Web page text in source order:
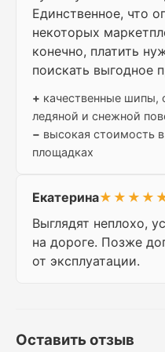
Единственное, что
некоторых
конечно, платить
поискать выгодное
+ качественные шипы,
ледяной и снежной
− высокая стоимость
площадках
Екатерина
Выглядят неплохо,
на дороге. Позже
от эксплуатации.
Оставить отзыв